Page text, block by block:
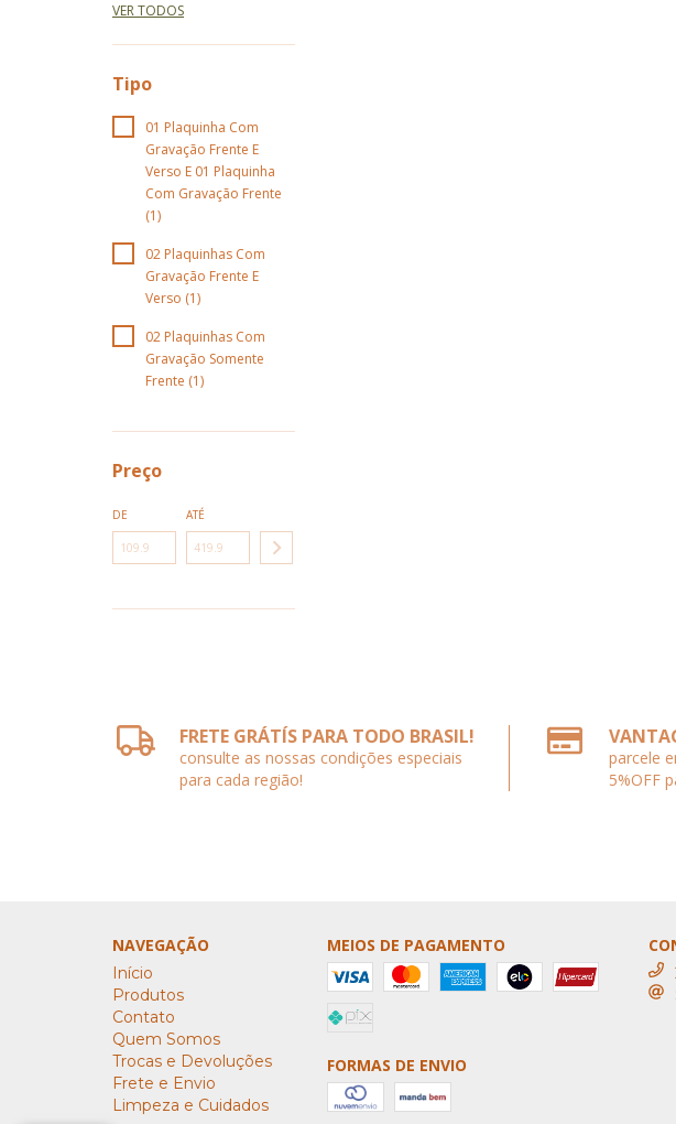
VER TODOS
Tipo
01 Plaquinha Com
Gravação Frente E
Verso E 01 Plaquinha
Com Gravação Frente
(1)
02 Plaquinhas Com
Gravação Frente E
Verso (1)
02 Plaquinhas Com
Gravação Somente
Frente (1)
Preço
DE ATÉ
FRETE GRÁTÍS PARA TODO BRASIL!
consulte as nossas condições especiais
para cada região!
parcele
5%OFF
NAVEGAÇÃO
Início
Produtos
Contato
Quem Somos
Trocas e Devoluções
Frete e Envio
Limpeza e Cuidados
MEIOS DE PAGAMENTO
FORMAS DE ENVIO